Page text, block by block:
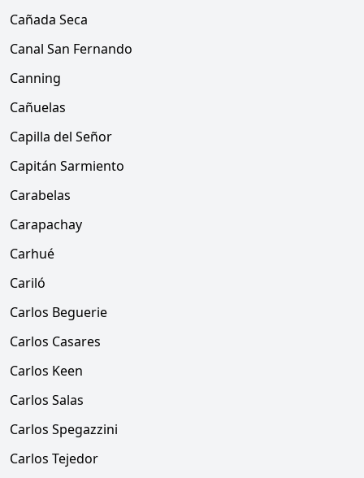
Cañada Seca
Canal San Fernando
Canning
Cañuelas
Capilla del Señor
Capitán Sarmiento
Carabelas
Carapachay
Carhué
Cariló
Carlos Beguerie
Carlos Casares
Carlos Keen
Carlos Salas
Carlos Spegazzini
Carlos Tejedor